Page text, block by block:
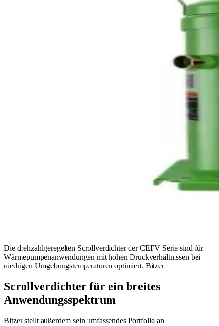
Die drehzahlgeregelten Scrollverdichter der CEFV Serie sind für
Wärmepumpenanwendungen mit hohen Druckverhältnissen bei
niedrigen Umgebungstemperaturen optimiert. Bitzer
Scrollverdichter für ein breites
Anwendungsspektrum
Bitzer stellt außerdem sein umfassendes Portfolio an